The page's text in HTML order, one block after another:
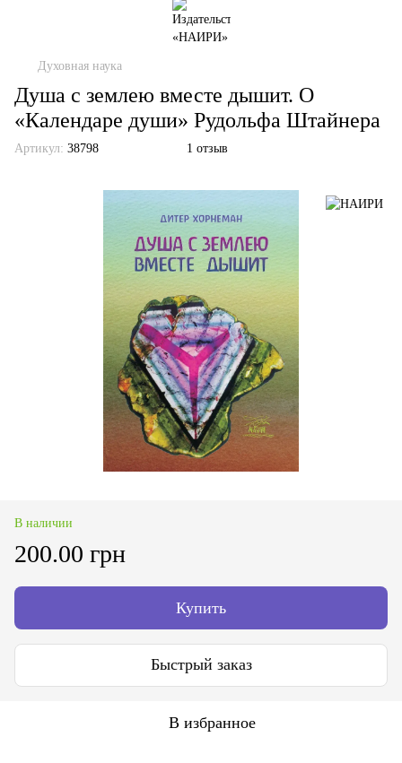
Духовная наука
Душа с землею вместе дышит. О
«Календаре души» Рудольфа Штайнера
Артикул: 38798 1 отзыв
В наличии
200.00 грн
Купить
Быстрый заказ
В избранное